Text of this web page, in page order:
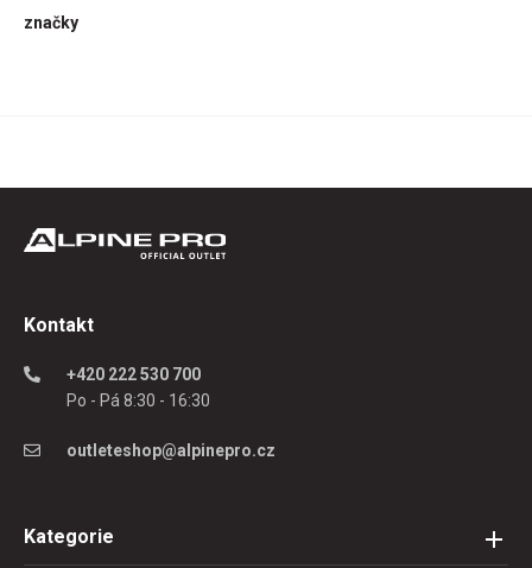
značky
Kontakt
+420 222 530 700
Po - Pá 8:30 - 16:30
outleteshop@alpinepro.cz
Kategorie